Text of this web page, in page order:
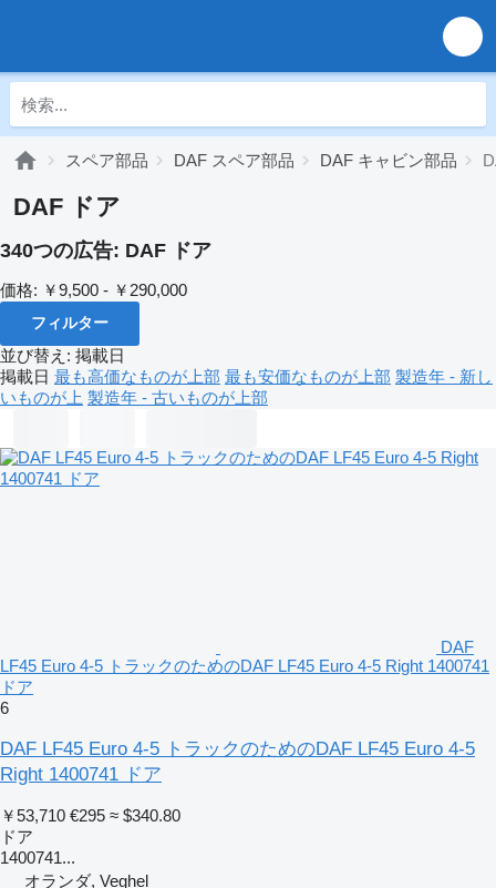
スペア部品 DAF スペア部品 DAF キャビン部品
DAF ドア
340つの広告: DAF ドア
価格: ￥9,500 - ￥290,000
フィルター
並び替え : 掲載日
掲載日 最も高価なものが上部 最も安価なものが上部 製造年 - 新し
いものが上 製造年 - 古いものが上部
DAF
LF45 Euro 4-5 トラックのためのDAF LF45 Euro 4-5 Right 1400741
ドア
6
DAF LF45 Euro 4-5 トラックのためのDAF LF45 Euro 4-5
Right 1400741 ドア
￥53,710 €295 ≈ $340.80
ドア
1400741...
オランダ, Veghel